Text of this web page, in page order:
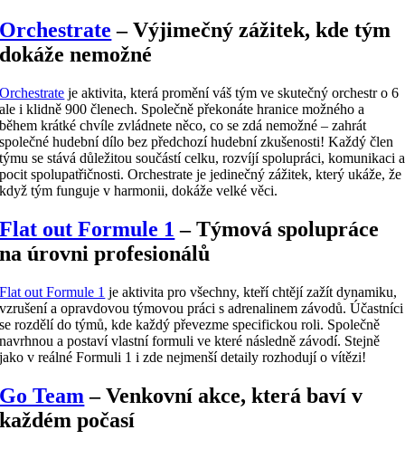
Orchestrate – Výjimečný zážitek, kde tým
dokáže nemožné
Orchestrate je aktivita, která promění váš tým ve skutečný orchestr o 6
ale i klidně 900 členech. Společně překonáte hranice možného a
během krátké chvíle zvládnete něco, co se zdá nemožné – zahrát
společné hudební dílo bez předchozí hudební zkušenosti! Každý člen
týmu se stává důležitou součástí celku, rozvíjí spolupráci, komunikaci a
pocit spolupatřičnosti. Orchestrate je jedinečný zážitek, který ukáže, že
když tým funguje v harmonii, dokáže velké věci.
Flat out Formule 1 – Týmová spolupráce
na úrovni profesionálů
Flat out Formule 1 je aktivita pro všechny, kteří chtějí zažít dynamiku,
vzrušení a opravdovou týmovou práci s adrenalinem závodů. Účastníci
se rozdělí do týmů, kde každý převezme specifickou roli. Společně
navrhnou a postaví vlastní formuli ve které následně závodí. Stejně
jako v reálné Formuli 1 i zde nejmenší detaily rozhodují o vítězi!
Go Team – Venkovní akce, která baví v
každém počasí